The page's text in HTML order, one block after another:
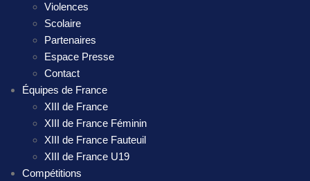
Violences
Scolaire
Partenaires
Espace Presse
Contact
Équipes de France
XIII de France
XIII de France Féminin
XIII de France Fauteuil
XIII de France U19
Compétitions